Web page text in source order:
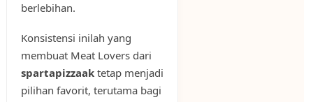
berlebihan.
Konsistensi inilah yang
membuat Meat Lovers dari
spartapizzaaktetap menjadi
pilihan favorit, terutama bagi